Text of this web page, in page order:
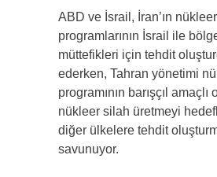
ABD ve İsrail, İran’ın
programlarının İsrail ile
müttefikleri için tehdit
ederken, Tahran yönetimi
programının barışçıl amaçlı
nükleer silah üretmeyi
diğer ülkelere tehdit
savunuyor.